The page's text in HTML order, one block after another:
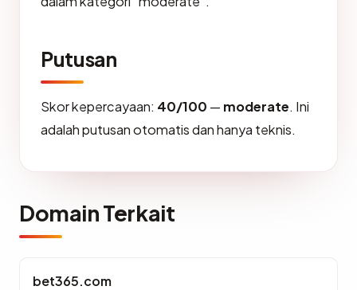
Putusan
Skor kepercayaan: 40/100 — moderate. Ini
adalah putusan otomatis dan hanya teknis.
Domain Terkait
bet365.com